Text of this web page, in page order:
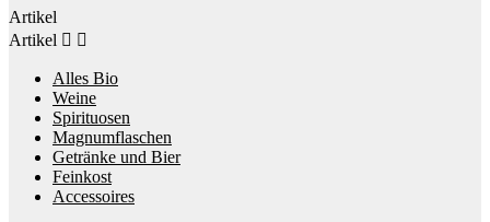
Artikel
Artikel  
Alles Bio
Weine
Spirituosen
Magnumflaschen
Getränke und Bier
Feinkost
Accessoires